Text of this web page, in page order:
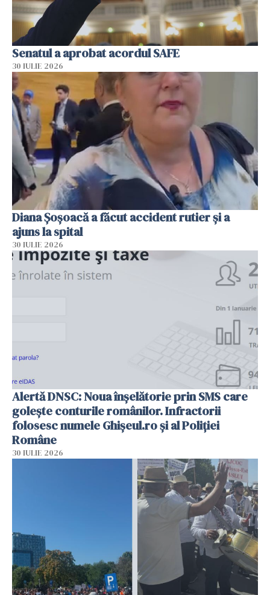
Senatul a aprobat acordul SAFE
30 IULIE 2026
Diana Șoșoacă a făcut accident rutier și a
ajuns la spital
30 IULIE 2026
Alertă DNSC: Noua înșelătorie prin SMS care
golește conturile românilor. Infractorii
folosesc numele Ghișeul.ro și al Poliției
Române
30 IULIE 2026